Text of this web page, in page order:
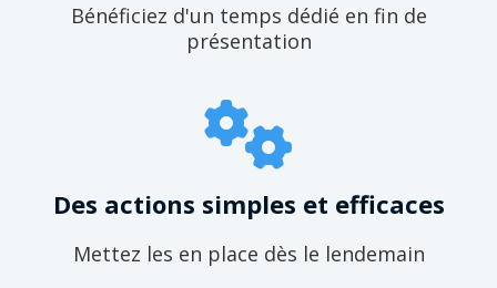
Bénéficiez d'un temps dédié en fin de
présentation
Des actions simples et efficaces
Mettez les en place dès le lendemain